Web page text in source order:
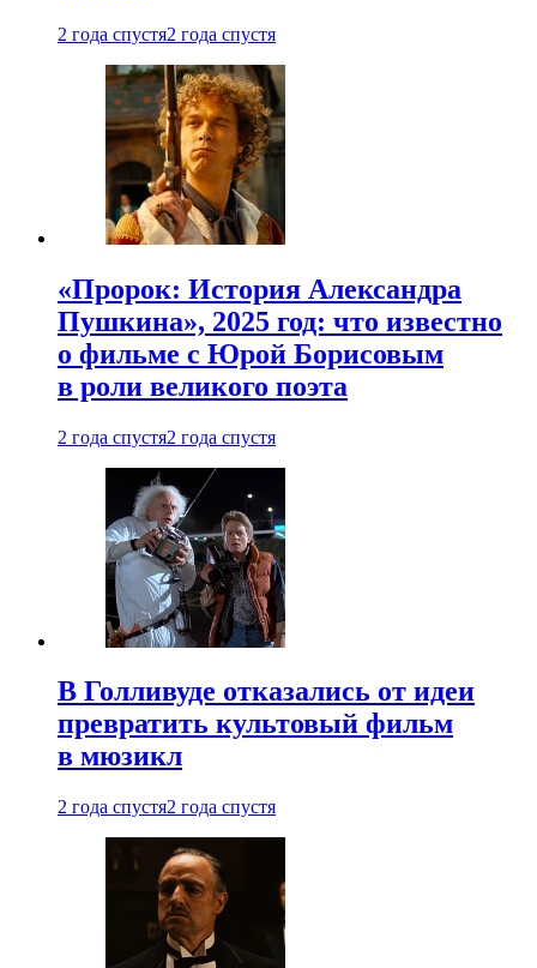
2 года спустя2 года спустя
«Пророк: История Александра
Пушкина», 2025 год: что известно
о фильме с Юрой Борисовым
в роли великого поэта
2 года спустя2 года спустя
В Голливуде отказались от идеи
превратить культовый фильм
в мюзикл
2 года спустя2 года спустя